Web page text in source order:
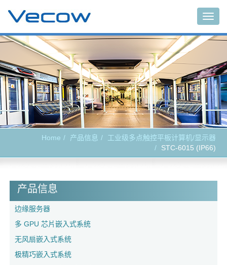
Home 产品信息
工业级多点触控平板计算机/显示器
STC-6015 (IP66)
产品信息
边缘服务器
多 GPU 芯片嵌入式系统
无风扇嵌入式系统
极精巧嵌入式系统